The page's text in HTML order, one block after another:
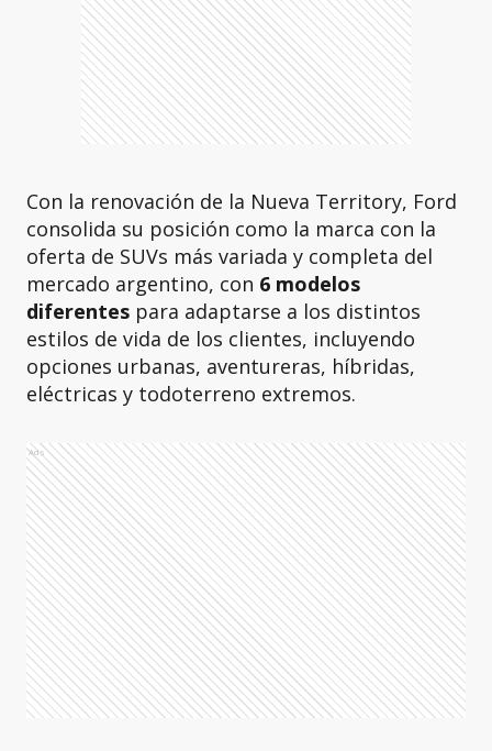
Con la renovación de la Nueva Territory, Ford
consolida su posición como la marca con la
oferta de SUVs más variada y completa del
mercado argentino, con 6 modelos
diferentes para adaptarse a los distintos
estilos de vida de los clientes, incluyendo
opciones urbanas, aventureras, híbridas,
eléctricas y todoterreno extremos.
Ads